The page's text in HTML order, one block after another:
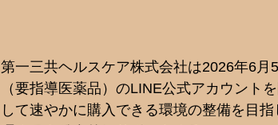
第一三共ヘルスケア株式会社は2026年6月
（要指導医薬品）のLINE公式アカウント
して速やかに購入できる環境の整備を目